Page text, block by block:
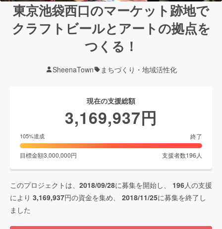
東京池袋西口のマーケット跡地で
クラフトビールとアートの拠点を
つくる！
SheenaTown まちづくり・地域活性化
現在の支援総額
3,169,937円
105%達成 終了
目標金額3,000,000円 支援者数196 人
このプロジェクトは、 2018/09/28に募集を開始し、 196人の支援
により 3,169,937円の資金を集め、 2018/11/25に募集を終了し
ました